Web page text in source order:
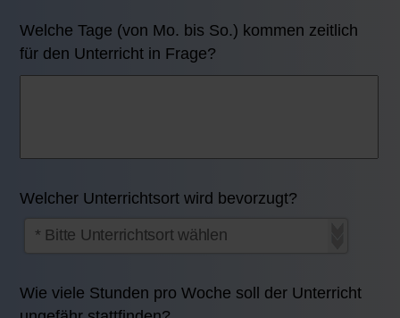
Welche Tage (von Mo. bis So.) kommen zeitlich
für den Unterricht in Frage?
Welcher Unterrichtsort wird bevorzugt?
Wie viele Stunden pro Woche soll der Unterricht